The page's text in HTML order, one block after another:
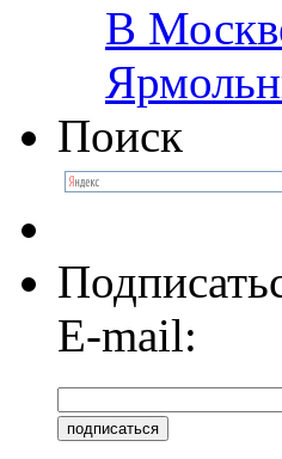
В
Поиск
E-mail: